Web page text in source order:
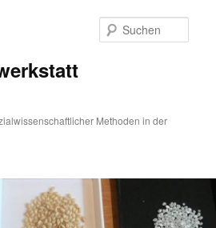
Methoden in der